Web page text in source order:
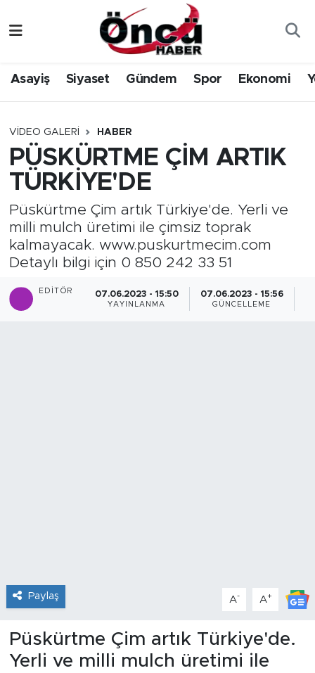
Asayiş Siyaset Gündem Spor Ekonomi
VIDEO GALERI HABER
PÜSKÜRTME ÇİM ARTIK
TÜRKİYE'DE
Püskürtme Çim artık Türkiye'de. Yerli ve
milli mulch üretimi ile çimsiz toprak
kalmayacak. www.puskurtmecim.com
Detaylı bilgi için 0 850 242 33 51
EDITÖR 07.06.2023 - 15:50
YAYINLANMA
07.06.2023 - 15:56
GÜNCELLEME
Paylaş A- A+
Püskürtme Çim artık Türkiye'de.
Yerli ve milli mulch üretimi ile
Gündem
Sağlık & Çevre
Spor
Yerel Haber
Öncü Radyo Dinle
Öncü TV İzle
Düzce Nöbetçi Eczaneler
Düzce Hava Durumu
Düzce Namaz Vakitleri
Düzce Trafik Yoğunluk Haritası
Tüm Manşetler
Son Dakika Haberleri
Haber Arşivi